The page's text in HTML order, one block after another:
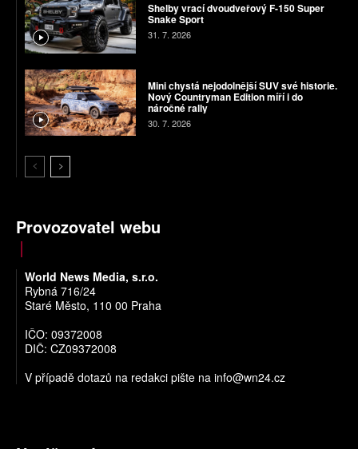
Shelby vrací dvoudveřový F-150 Super
Snake Sport
31. 7. 2026
Mini chystá nejodolnější SUV své historie.
Nový Countryman Edition míří i do
náročné rally
30. 7. 2026
Provozovatel webu
World News Media, s.r.o.
Rybná 716/24
Staré Město, 110 00 Praha
IČO: 09372008
DIČ: CZ09372008
V případě dotazů na redakci pište na info@wn24.cz